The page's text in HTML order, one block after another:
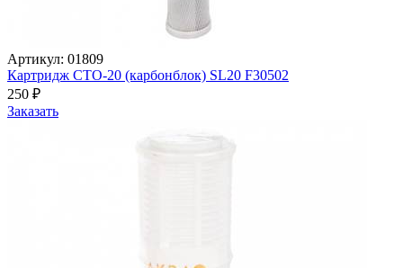
Артикул: 01809
Картридж СТО-20 (карбонблок) SL20 F30502
250 ₽
Заказать